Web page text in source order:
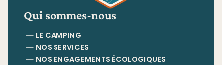
Qui sommes-nous
LE CAMPING
NOS SERVICES
NOS ENGAGEMENTS ÉCOLOGIQUES